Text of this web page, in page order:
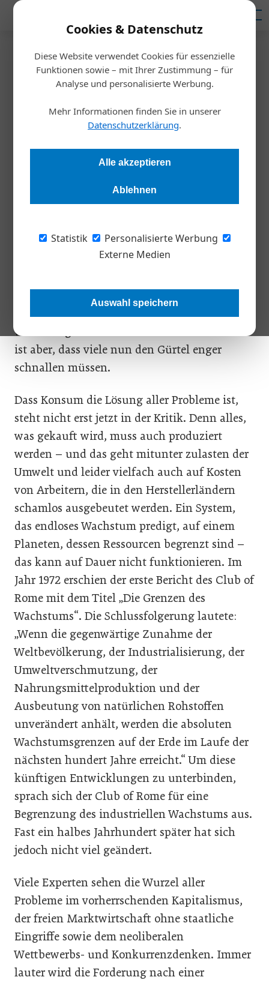
Cookies & Datenschutz
Diese Website verwendet Cookies für essenzielle
Funktionen sowie – mit Ihrer Zustimmung – für
Analyse und personalisierte Werbung.
Mehr Informationen finden Sie in unserer
Datenschutzerklärung.
Alle akzeptieren
Ablehnen
Statistik
Personalisierte Werbung
Externe Medien
Auswahl speichern
Startseite/Nachhaltigkeit
Wirtschaft neu denken
Redaktion 31.08.2020, 12:33 Uhr
Wirtschaftswachstum um jeden Preis – dieses Denken wird in
kritisiert. Doch was sind die Alternativen?
die heimische Wirtschaft mit schweren
Einbußen, vor allem kleine Unternehmen
Finanzhilfen in Milliardenhöhe in Aussicht
und spricht davon, dass die Wirtschaft nun
wieder angekurbelt werden müsse. Tatsache
ist aber, dass viele nun den Gürtel enger
schnallen müssen.
Dass Konsum die Lösung aller Probleme ist,
steht nicht erst jetzt in der Kritik. Denn alles,
was gekauft wird, muss auch produziert
werden – und das geht mitunter zulasten der
Umwelt und leider vielfach auch auf Kosten
von Arbeitern, die in den Herstellerländern
schamlos ausgebeutet werden. Ein Sys­tem,
das endloses Wachstum predigt, auf einem
Planeten, dessen Ressourcen begrenzt sind –
das kann auf Dauer nicht funktionieren. Im
Jahr 1972 erschien der erste Bericht des Club of
Rome mit dem Titel „Die Grenzen des
Wachstums“. Die Schlussfolgerung lautete:
„Wenn die gegenwärtige Zunahme der
Weltbevölkerung, der Industrialisierung, der
Umweltverschmutzung, der
Nahrungsmittelproduktion und der
Ausbeutung von natürlichen Rohstoffen
unverändert anhält, werden die absoluten
Wachstumsgrenzen auf der Erde im Laufe der
nächsten hundert Jahre erreicht.“ Um diese
künftigen Entwicklungen zu unterbinden,
sprach sich der Club of Rome für eine
Begrenzung des industriellen Wachstums aus.
Fast ein halbes Jahrhundert später hat sich
jedoch nicht viel geändert.
Viele Experten sehen die Wurzel aller
Probleme im vorherrschenden Kapitalismus,
der freien Marktwirtschaft ohne staatliche
Eingriffe sowie dem neoliberalen
Wettbewerbs- und Konkurrenzdenken. Immer
lauter wird die Forderung nach einer